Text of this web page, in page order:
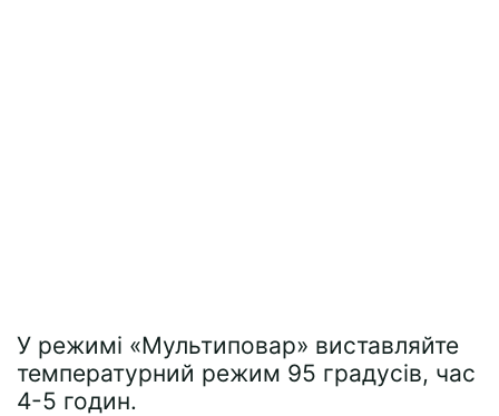
У режимі «Мультиповар» виставляйте
температурний режим 95 градусів, час
4-5 годин.